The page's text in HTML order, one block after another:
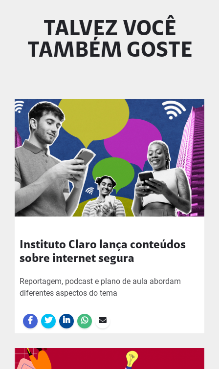
TALVEZ VOCÊ
TAMBÉM GOSTE
Instituto Claro lança conteúdos
sobre internet segura
Reportagem, podcast e plano de aula abordam
diferentes aspectos do tema